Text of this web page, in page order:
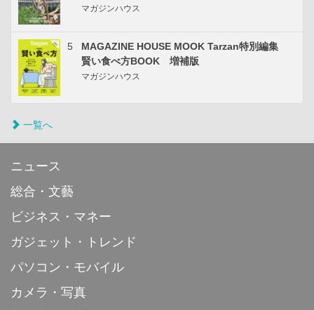
マガジンハウス
5
MAGAZINE HOUSE MOOK Tarzan特別編集
賢い食べ方BOOK 増補版
マガジンハウス
一覧へ
ニュース
総合・文藝
ビジネス・マネー
ガジェット・トレンド
パソコン・モバイル
カメラ・写真